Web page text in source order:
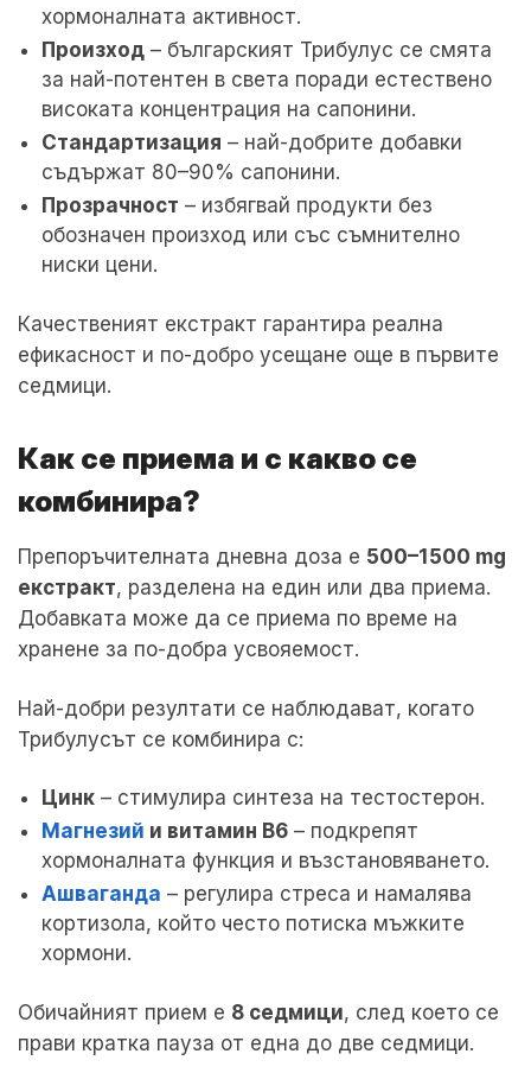
хормоналната активност.
Произход – българският Трибулус се смята
за най-потентен в света поради естествено
високата концентрация на сапонини.
Стандартизация – най-добрите добавки
съдържат 80–90% сапонини.
Прозрачност – избягвай продукти без
обозначен произход или със съмнително
ниски цени.
Качественият екстракт гарантира реална
ефикасност и по-добро усещане още в първите
седмици.
Как се приема и с какво се
комбинира?
Препоръчителната дневна доза е 500–1500 mg
екстракт, разделена на един или два приема.
Добавката може да се приема по време на
хранене за по-добра усвояемост.
Най-добри резултати се наблюдават, когато
Трибулусът се комбинира с:
Цинк – стимулира синтеза на тестостерон.
Магнезий и витамин B6 – подкрепят
хормоналната функция и възстановяването.
Ашваганда – регулира стреса и намалява
кортизола, който често потиска мъжките
хормони.
Обичайният прием е 8 седмици, след което се
прави кратка пауза от една до две седмици.